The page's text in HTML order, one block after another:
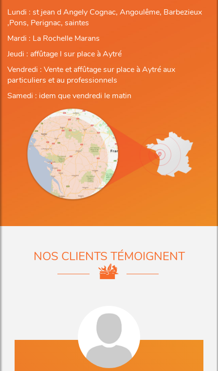
Lundi : st jean d Angely Cognac, Angoulême, Barbezieux
,Pons, Perignac, saintes
Mardi : La Rochelle Marans
Jeudi : affûtage l sur place à Aytré
Vendredi : Vente et affûtage sur place à Aytré aux
particuliers et au professionnels
Samedi : idem que vendredi le matin
NOS CLIENTS TÉMOIGNENT